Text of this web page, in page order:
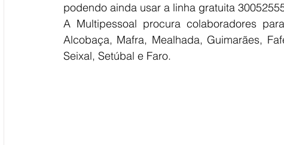
podendo ainda usar a linha gratuita
A Multipessoal procura colaboradores
Alcobaça, Mafra, Mealhada, Guimarães,
Seixal, Setúbal e Faro.